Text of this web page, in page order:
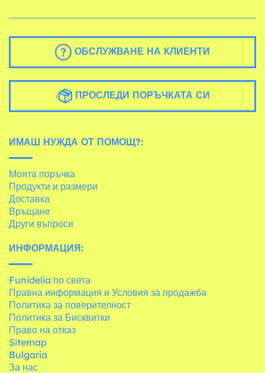
ОБСЛУЖВАНЕ НА КЛИЕНТИ
ПРОСЛЕДИ ПОРЪЧКАТА СИ
ИМАШ НУЖДА ОТ ПОМОЩ?:
Моята поръчка
Продукти и размери
Доставка
Връщане
Други въпроси
ИНФОРМАЦИЯ:
Funidelia по света
Правна информация и Условия за продажба
Политика за поверителност
Политика за Бисквитки
Право на отказ
Sitemap
Bulgaria
За нас